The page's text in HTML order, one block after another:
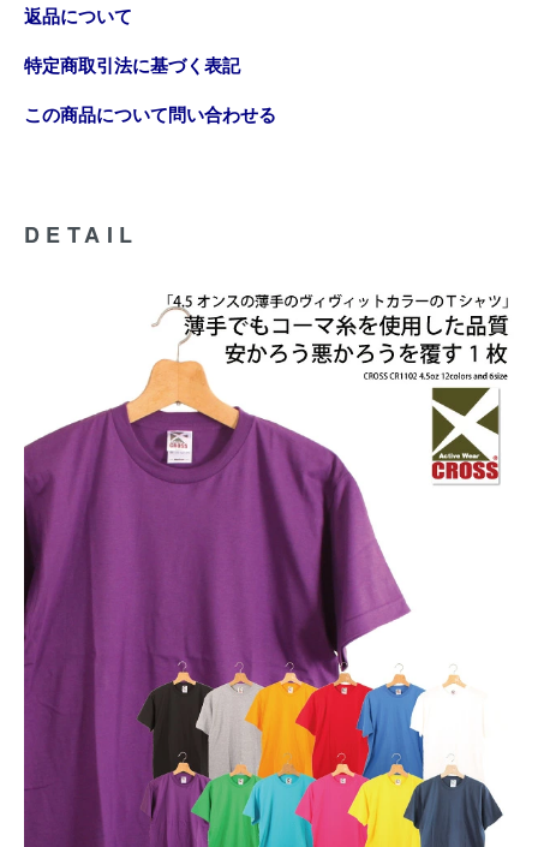
返品について
特定商取引法に基づく表記
この商品について問い合わせる
DETAIL